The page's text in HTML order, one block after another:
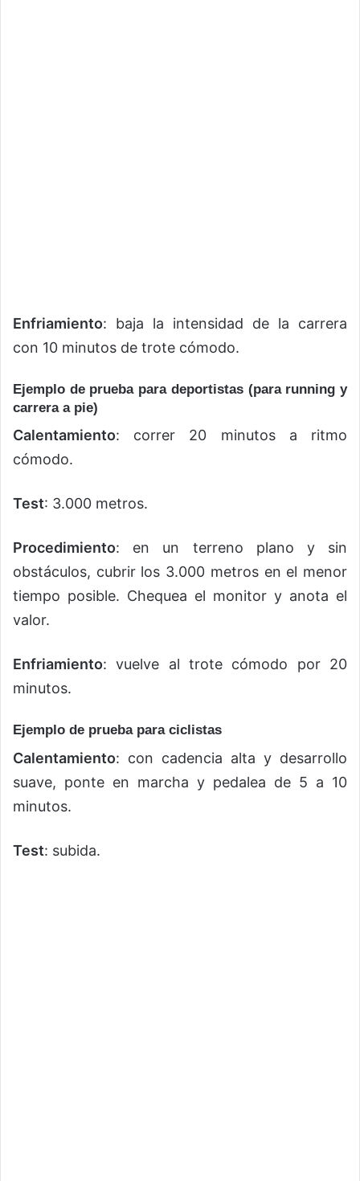
Enfriamiento: baja la intensidad de la carrera
con 10 minutos de trote cómodo.
Ejemplo de prueba para deportistas (para running y
carrera a pie)
Calentamiento: correr 20 minutos a ritmo
cómodo.
Test: 3.000 metros.
Procedimiento: en un terreno plano y sin
obstáculos, cubrir los 3.000 metros en el menor
tiempo posible. Chequea el monitor y anota el
valor.
Enfriamiento: vuelve al trote cómodo por 20
minutos.
Ejemplo de prueba para ciclistas
Calentamiento: con cadencia alta y desarrollo
suave, ponte en marcha y pedalea de 5 a 10
minutos.
Test: subida.